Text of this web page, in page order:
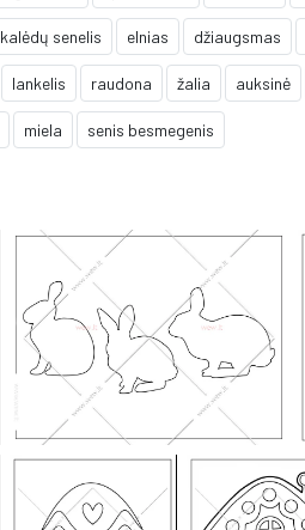
kalėdų senelis elnias džiaugsmas
lankelis raudona žalia auksinė
miela senis besmegenis